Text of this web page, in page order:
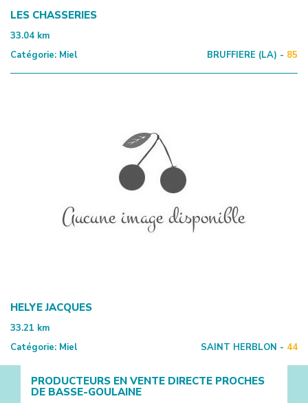
LES CHASSERIES
33.04 km
Catégorie: Miel BRUFFIERE (LA) - 85
HELYE JACQUES
33.21 km
Catégorie: Miel SAINT HERBLON - 44
PRODUCTEURS EN VENTE DIRECTE PROCHES
DE BASSE-GOULAINE